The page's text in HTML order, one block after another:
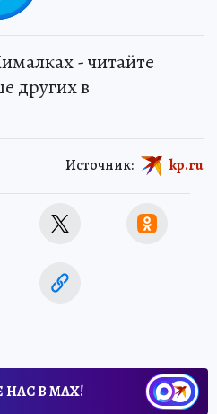
- читайте
других в
Источник: kp.ru
НАС В МАХ!